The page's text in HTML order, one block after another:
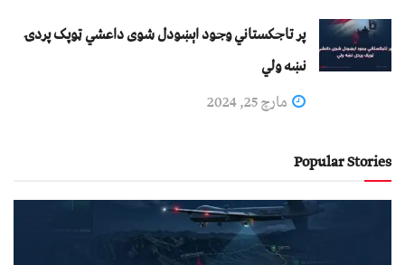
پر تاجکستاني وجود اېښودل شوی داعشي ټوپک پردۍ
نښه ولي
مارچ 25, 2024
Popular Stories